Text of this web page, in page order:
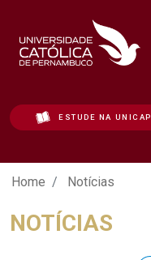
ESTUDE NA UNICAP
Notícias - Unicap
Home Notícias
NOTÍCIAS